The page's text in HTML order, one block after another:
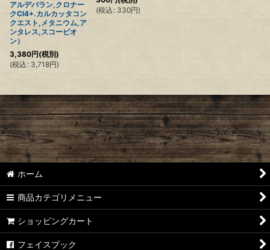
アルデバラン,クロナー
クCI4+.カルカッタコン
クエスト,メタニウム,ア
ンタレス,スコーピオ
ン）
3,380円(税別)
(税込 : 3,718円)
(税込 : 330円)
ホーム
商品カテゴリメニュー
ショッピングカート
フェイスブック